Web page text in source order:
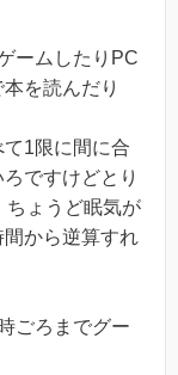
ームしたりPC
を読んだり
1限に間に合
ですけどとり
ちょうど眠気が
から逆算すれ
ごろまでグー